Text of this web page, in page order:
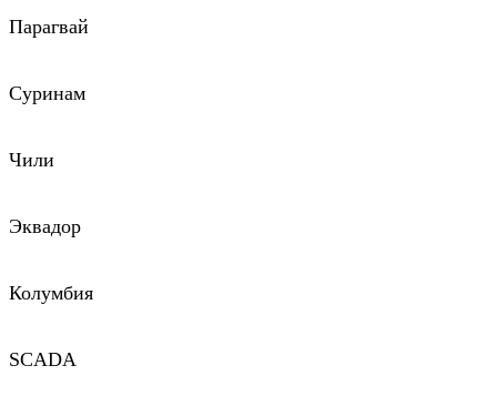
Парагвай
Суринам
Чили
Эквадор
Колумбия
SCADA